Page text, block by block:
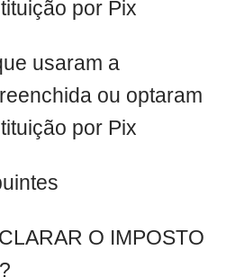
por Pix
usaram a
ou optaram
por Pix
O IMPOSTO